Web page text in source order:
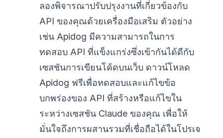
ลองพิจารณาปรับปรุงงานที่เกี่ยวข้องกับ
API ของคุณด้วยเครื่องมือเสริม ตัวอย่าง
เช่น Apidog มีความสามารถในการ
ทดสอบ API ที่แข็งแกร่งซึ่งเข้ากันได้ดีกับ
เซสชันการเขียนโค้ดบนเว็บ ดาวน์โหลด
Apidog ฟรีเพื่อทดสอบและแก้ไขข้อ
บกพร่องของ API ที่สร้างหรือแก้ไขใน
ระหว่างเซสชัน Claude ของคุณ เพื่อให้
มั่นใจถึงการผสานรวมที่เชื่อถือได้ในโปรเจ